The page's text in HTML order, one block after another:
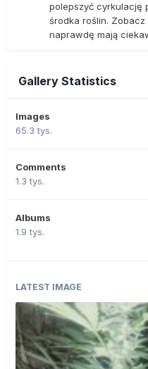
polepszyć cyrkulację
środka roślin.
naprawdę mają
Gallery Statistics
Images
65.3 tys.
Comments
1.3 tys.
Albums
1.9 tys.
LATEST IMAGE